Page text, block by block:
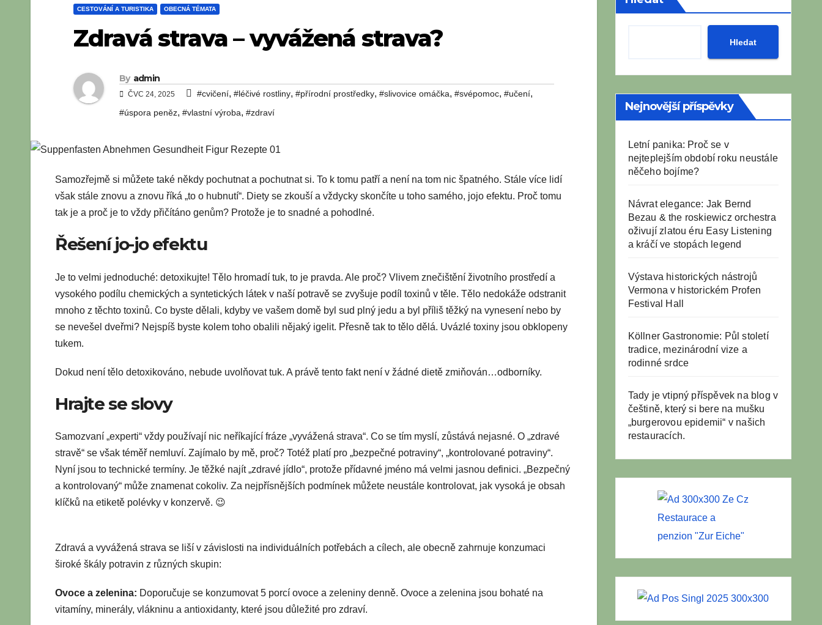
CESTOVÁNÍ A TURISTIKA OBECNÁ TÉMATA
Zdravá strava – vyvážená strava?
By admin
ČVC 24, 2025 #cvičení, #léčivé rostliny, #přírodní prostředky, #slivovice omáčka, #svépomoc, #učení,
#úspora peněz, #vlastní výroba, #zdraví
Samozřejmě si můžete také někdy pochutnat a pochutnat si. To k tomu patří a není na tom nic špatného. Stále více lidí
však stále znovu a znovu říká „to o hubnutí“. Diety se zkouší a vždycky skončíte u toho samého, jojo efektu. Proč tomu
tak je a proč je to vždy přičítáno genům? Protože je to snadné a pohodlné.
Řešení jo-jo efektu
Je to velmi jednoduché: detoxikujte! Tělo hromadí tuk, to je pravda. Ale proč? Vlivem znečištění životního prostředí a
vysokého podílu chemických a syntetických látek v naší potravě se zvyšuje podíl toxinů v těle. Tělo nedokáže odstranit
mnoho z těchto toxinů. Co byste dělali, kdyby ve vašem domě byl sud plný jedu a byl příliš těžký na vynesení nebo by
se nevešel dveřmi? Nejspíš byste kolem toho obalili nějaký igelit. Přesně tak to tělo dělá. Uvázlé toxiny jsou obklopeny
tukem.
Dokud není tělo detoxikováno, nebude uvolňovat tuk. A právě tento fakt není v žádné dietě zmiňován…odborníky.
Hrajte se slovy
Samozvaní „experti“ vždy používají nic neříkající fráze „vyvážená strava“. Co se tím myslí, zůstává nejasné. O „zdravé
stravě“ se však téměř nemluví. Zajímalo by mě, proč? Totéž platí pro „bezpečné potraviny“, „kontrolované potraviny“.
Nyní jsou to technické termíny. Je těžké najít „zdravé jídlo“, protože přídavné jméno má velmi jasnou definici. „Bezpečný
a kontrolovaný“ může znamenat cokoliv. Za nejpřísnějších podmínek můžete neustále kontrolovat, jak vysoká je obsah
klíčků na etiketě polévky v konzervě. 😉
Zdravá a vyvážená strava se liší v závislosti na individuálních potřebách a cílech, ale obecně zahrnuje konzumaci
široké škály potravin z různých skupin:
Ovoce a zelenina: Doporučuje se konzumovat 5 porcí ovoce a zeleniny denně. Ovoce a zelenina jsou bohaté na
vitamíny, minerály, vlákninu a antioxidanty, které jsou důležité pro zdraví.
Hledat
Nejnovější příspěvky
Letní panika: Proč se v
nejteplejším období roku neustále
něčeho bojíme?
Návrat elegance: Jak Bernd
Bezau & the roskiewicz orchestra
oživují zlatou éru Easy Listening
a kráčí ve stopách legend
Výstava historických nástrojů
Vermona v historickém Profen
Festival Hall
Köllner Gastronomie: Půl století
tradice, mezinárodní vize a
rodinné srdce
Tady je vtipný příspěvek na blog v
češtině, který si bere na mušku
„burgerovou epidemii“ v našich
restauracích.
Restaurace a
penzion "Zur Eiche"